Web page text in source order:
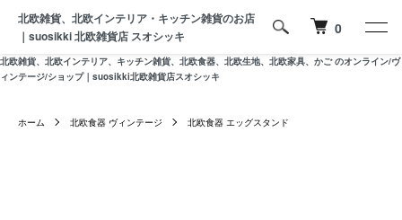
北欧雑貨、北欧インテリア、キッチン雑貨、北欧食器、北欧生地、北欧家具、かご のオンライン/ヴ
ィンテージ/ショップ｜suosikki北欧雑貨店スオシッキ
北欧雑貨、北欧インテリア・キッチン雑貨のお店
｜suosikki 北欧雑貨店 スオシッキ
0
ホーム 北欧食器 ヴィンテージ 北欧食器 エッグスタンド